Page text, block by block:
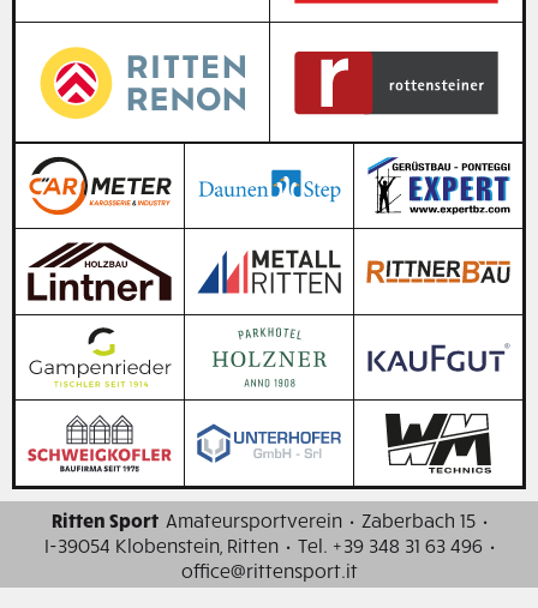
Ritten Sport Amateursportverein · Zaberbach 15 ·
I-39054 Klobenstein, Ritten · Tel. +39 348 31 63 496 ·
office@rittensport.it